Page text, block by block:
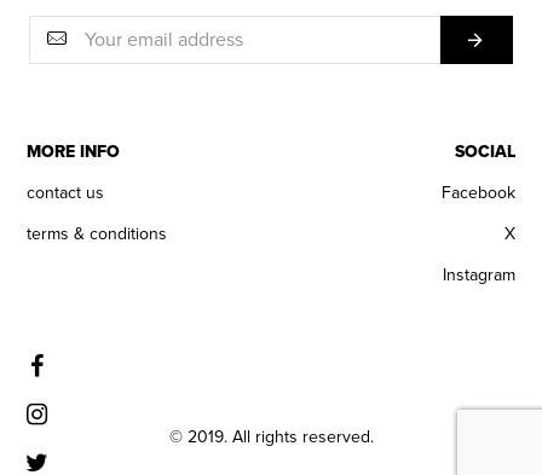
MORE INFO
contact us
terms & conditions
SOCIAL
Facebook
X
Instagram
© 2019. All rights reserved.